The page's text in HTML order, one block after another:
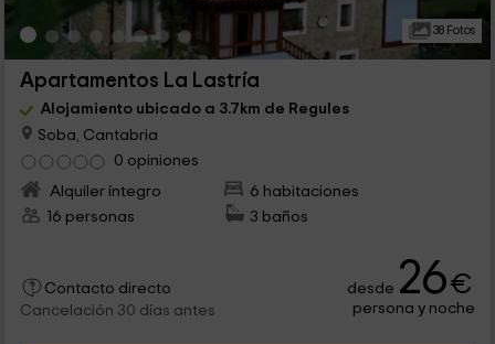
38 Fotos
Apartamentos La Lastría
Alojamiento ubicado a 3.7km de Regules
Soba, Cantabria
0 opiniones
Alquiler íntegro
6 habitaciones
16 personas
3 baños
Contacto directo
Cancelación 30 días antes
desde 26€
persona y noche